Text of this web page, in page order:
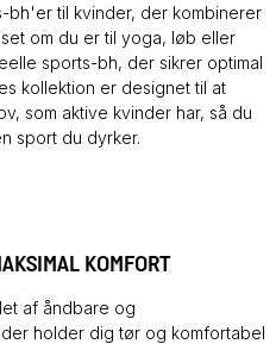
bh'er til kvinder, der kombinerer
om du er til yoga, løb eller
sports-bh, der sikrer optimal
kollektion er designet til at
som aktive kvinder har, så du
sport du dyrker.
KOMFORT
af åndbare og
holder dig tør og komfortabel